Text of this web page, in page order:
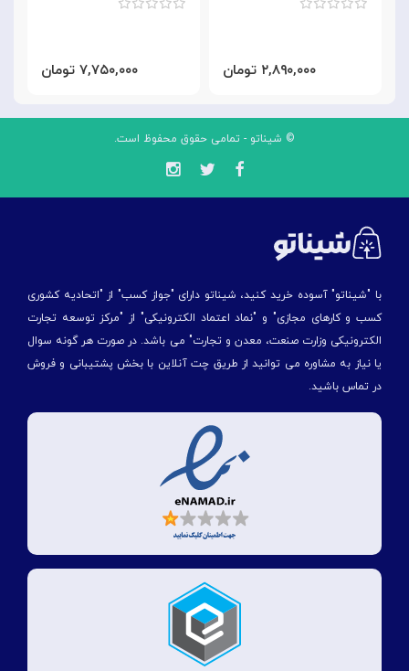
(2024-2025)10.9 Air 4/5
۷,۷۵۰,۰۰۰ تومان ۲,۸۹۰,۰۰۰ تومان
© شیناتو - تمامی حقوق محفوظ است.
با "شیناتو" آسوده خرید کنید، شیناتو دارای "جواز کسب" از "اتحادیه کشوری
کسب و کارهای مجازی" و "نماد اعتماد الکترونیکی" از "مركز توسعه تجارت
الكترونیكی وزارت صنعت، معدن و تجارت" می باشد. در صورت هر گونه سوال
یا نیاز به مشاوره می توانید از طریق چت آنلاین با بخش پشتیبانی و فروش
در تماس باشید.